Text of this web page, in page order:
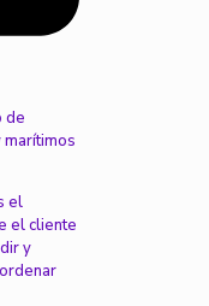
de
marítimos
el
el cliente
y